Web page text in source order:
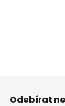
Z
Odebírat